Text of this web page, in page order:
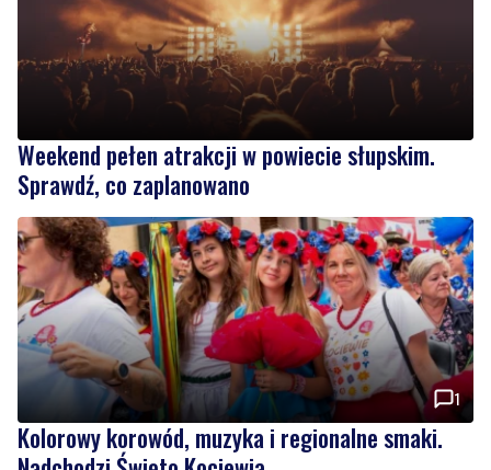
Weekend pełen atrakcji w powiecie słupskim.
Sprawdź, co zaplanowano
1
Kolorowy korowód, muzyka i regionalne smaki.
Nadchodzi Święto Kociewia
Wiadomości
czwartek, 6 sierpnia 2026